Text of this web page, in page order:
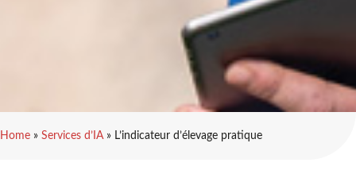
Home » Services d’IA» L’indicateur d’élevage pratique